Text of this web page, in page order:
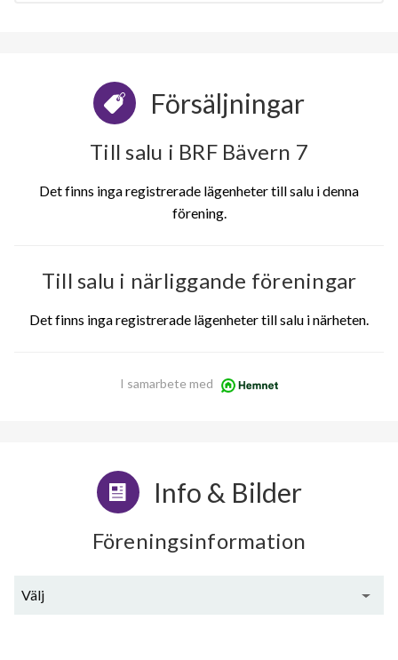
Försäljningar
Till salu i BRF Bävern 7
Det finns inga registrerade lägenheter till salu i denna
förening.
Till salu i närliggande föreningar
Det finns inga registrerade lägenheter till salu i närheten.
I samarbete med
Info & Bilder
Föreningsinformation
Välj